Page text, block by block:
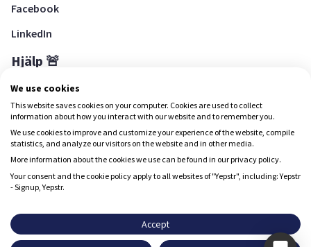
Facebook
LinkedIn
Hjälp 🚨
Hjälpcenter
Ladda ned Yepstr
Ladda ned Yepstr
Yepstr AB • Org. 556997-9817 • Skeppsbron 28, 111 30
upplevelse.
We use cookies
This website saves cookies on your computer. Cookies are used to collect
information about how you interact with our website and to remember you.
We use cookies to improve and customize your experience of the website, compile
statistics, and analyze our visitors on the website and in other media.
More information about the cookies we use can be found in our privacy policy.
Your consent and the cookie policy apply to all websites of "Yepstr", including: Yepstr
- Signup, Yepstr.
Accept